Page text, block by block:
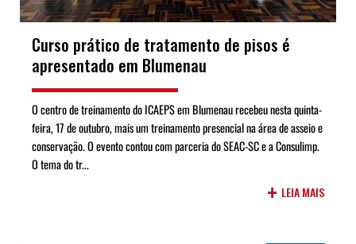
Curso prático de tratamento de pisos é
apresentado em Blumenau
O centro de treinamento do ICAEPS em Blumenau recebeu nesta quinta-
feira, 17 de outubro, mais um treinamento presencial na área de asseio e
conservação. O evento contou com parceria do SEAC-SC e a Consulimp.
O tema do tr...
+ LEIA MAIS